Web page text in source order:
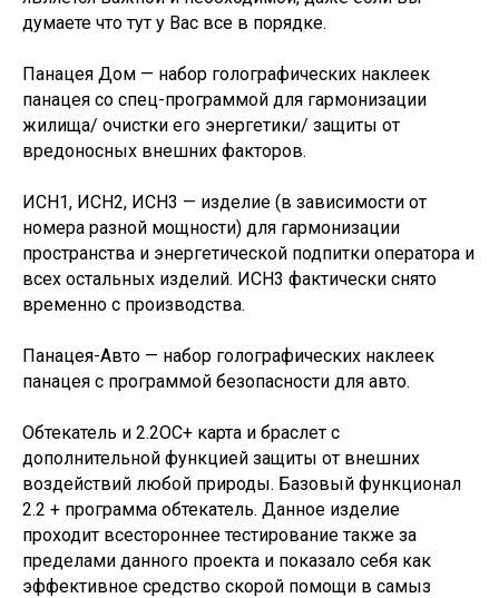
думаете что тут у Вас все в порядке.
Панацея Дом — набор голографических наклеек
панацея со спец-программой для гармонизации
жилища/ очистки его энергетики/ защиты от
вредоносных внешних факторов.
ИСН1, ИСН2, ИСН3 — изделие (в зависимости от
номера разной мощности) для гармонизации
пространства и энергетической подпитки оператора и
всех остальных изделий. ИСН3 фактически снято
временно с производства.
Панацея-Авто — набор голографических наклеек
панацея с программой безопасности для авто.
Обтекатель и 2.2ОС+ карта и браслет с
дополнительной функцией защиты от внешних
воздействий любой природы. Базовый функционал
2.2 + программа обтекатель. Данное изделие
проходит всестороннее тестирование также за
пределами данного проекта и показало себя как
эффективное средство скорой помощи в самыз